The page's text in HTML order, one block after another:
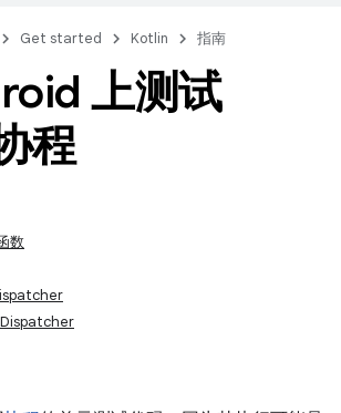
Get started Kotlin 指南
上测试
程
数